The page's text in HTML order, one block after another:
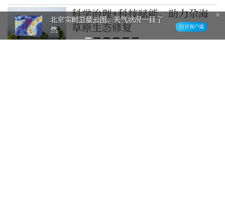
科学治理+科技赋能，助力尕海
草原生态修复
北京实时卫星云图，天气状况一目了
然